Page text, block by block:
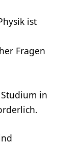
ist
Fragen
in